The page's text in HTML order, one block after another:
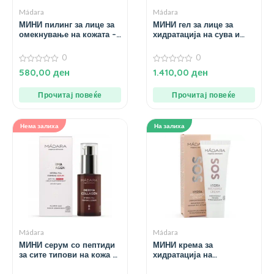
Mádara
МИНИ пилинг за лице за
омекнување на кожата –
0
од
0
580,00 ден
Прочитај повеќе
Mádara
МИНИ гел за лице за
хидратација на сува и
40 мл.
0
од
0
1.410,00 ден
Прочитај повеќе
Нема залиха
Mádara
МИНИ серум со пептиди
за сите типови на кожа –
На залиха
Mádara
МИНИ крема за
хидратација на